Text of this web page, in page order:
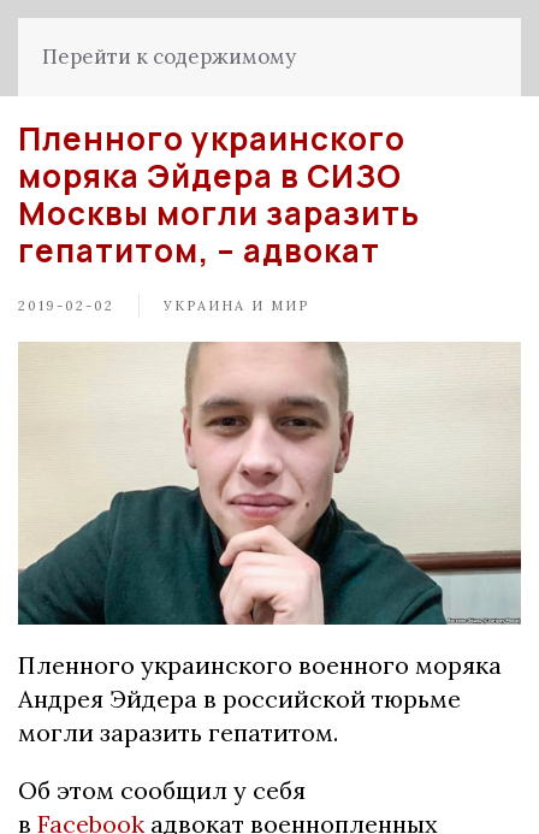
Перейти к содержимому
Пленного украинского
моряка Эйдера в СИЗО
Москвы могли заразить
гепатитом, – адвокат
2019-02-02 УКРАИНА И МИР
Пленного украинского военного моряка
Андрея Эйдера в российской тюрьме
могли заразить гепатитом.
Об этом сообщил у себя
в Facebook адвокат военнопленных